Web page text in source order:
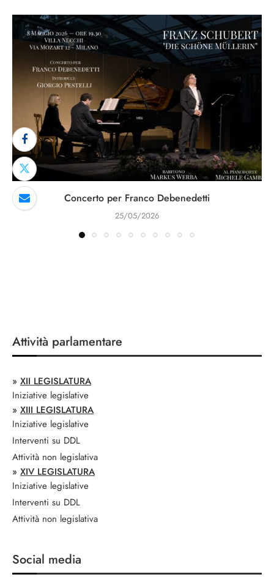
Concerto per Franco Debenedetti
25/05/2026
Attività parlamentare
» XII LEGISLATURA
Iniziative legislative
» XIII LEGISLATURA
Iniziative legislative
Interventi su DDL
Attività non legislativa
» XIV LEGISLATURA
Iniziative legislative
Interventi su DDL
Attività non legislativa
Social media